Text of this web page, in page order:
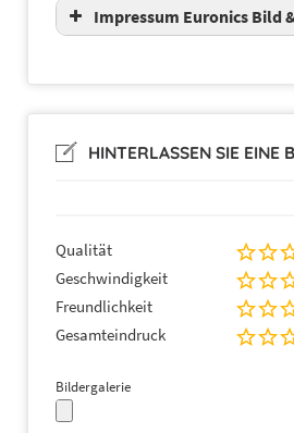
Impressum Euronics Bild
HINTERLASSEN SIE EINE
Qualität
Geschwindigkeit
Freundlichkeit
Gesamteindruck
Bildergalerie